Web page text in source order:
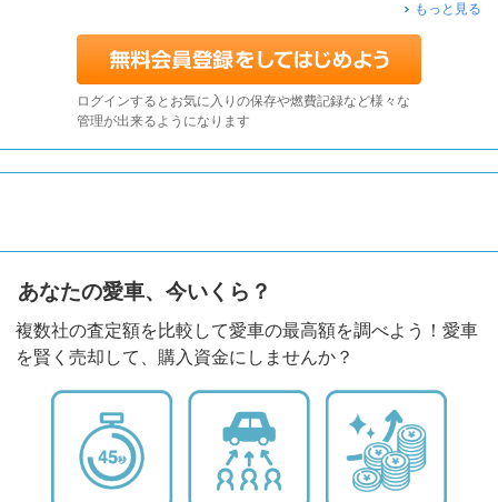
もっと見る
ログインするとお気に入りの保存や燃費記録など様々な
管理が出来るようになります
あなたの愛車、今いくら？
複数社の査定額を比較して愛車の最高額を調べよう！愛車
を賢く売却して、購入資金にしませんか？